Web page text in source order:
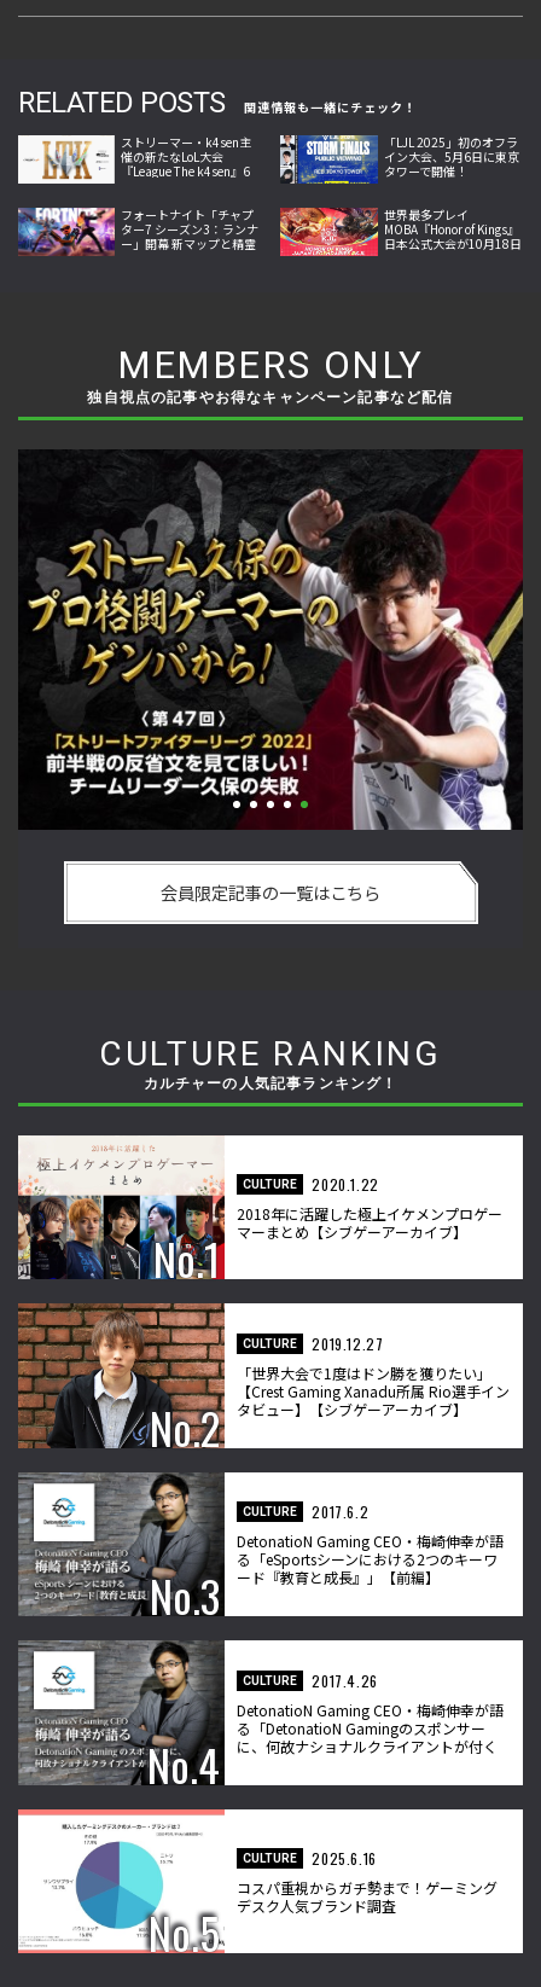
RELATED POSTS
関連情報も一緒にチェック！
ストリーマー・k4sen主
催の新たなLoL大会
『League The k4sen』6
「LJL 2025」初のオフラ
イン大会、5月6日に東京
タワーで開催！
フォートナイト「チャプ
ター7 シーズン3：ランナ
ー」開幕 新マップと精霊
世界最多プレイ
MOBA『Honor of Kings』
日本公式大会が10月18日
MEMBERS ONLY
独自視点の記事やお得なキャンペーン記事など配信
ほしい！ チームリーダー久保の失敗【ストーム久保のプロ格
闘ゲーマーのゲンバから！ 第47回】
会員限定記事の一覧はこちら
CULTURE RANKING
カルチャーの人気記事ランキング！
CULTURE
2020.1.22
2018年に活躍した極上イケメンプロゲー
マーまとめ【シブゲーアーカイブ】
CULTURE
2019.12.27
「世界大会で1度はドン勝を獲りたい」
【Crest Gaming Xanadu所属 Rio選手イン
タビュー】【シブゲーアーカイブ】
CULTURE
2017.6.2
DetonatioN Gaming CEO・梅崎伸幸が語
る「eSportsシーンにおける2つのキーワ
ード『教育と成長』」【前編】
CULTURE
2017.4.26
DetonatioN Gaming CEO・梅崎伸幸が語
る「DetonatioN Gamingのスポンサー
に、何故ナショナルクライアントが付く
CULTURE
2025.6.16
コスパ重視からガチ勢まで！ゲーミング
デスク人気ブランド調査